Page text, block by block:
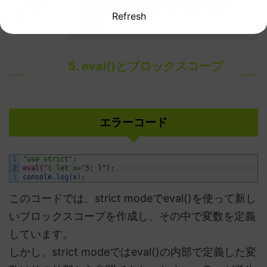
5. eval()とブロックスコープ
エラーコード
1
2
3
"use strict" ;
eval ( "{ let x=" 5 ; } " ) ;
console . log ( x ) ;
このコードでは、strict modeでeval()を使って新し
いブロックスコープを作成し、その中で変数を定義
しています。
しかし、strict modeではeval()の内部で定義した変
Refresh